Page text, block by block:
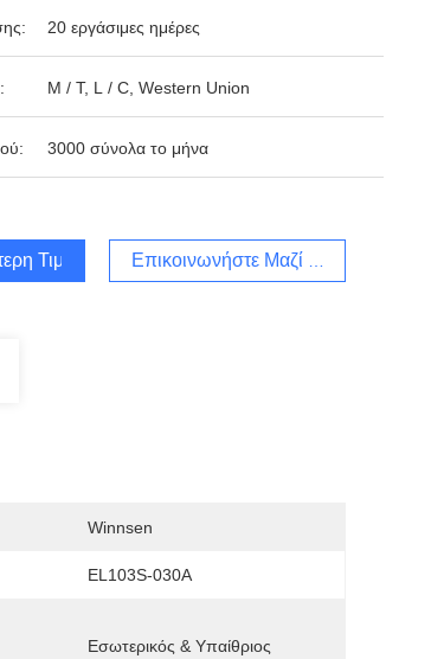
20 εργάσιμες ημέρες
Μ / Τ, L / C, Western Union
3000 σύνολα το μήνα
Τιμή Επικοινωνήστε Μαζί Μας
Winnsen
EL103S-030A
Εσωτερικός & Υπαίθριος